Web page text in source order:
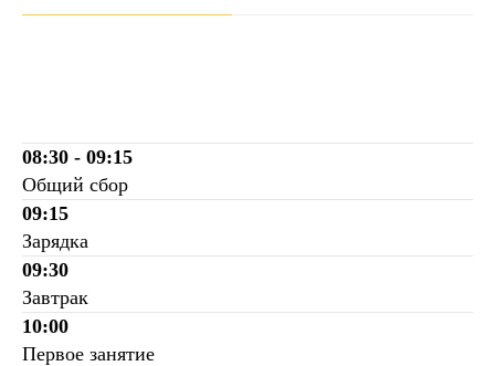
08:30 - 09:15
Общий сбор
09:15
Зарядка
09:30
Завтрак
10:00
Первое занятие